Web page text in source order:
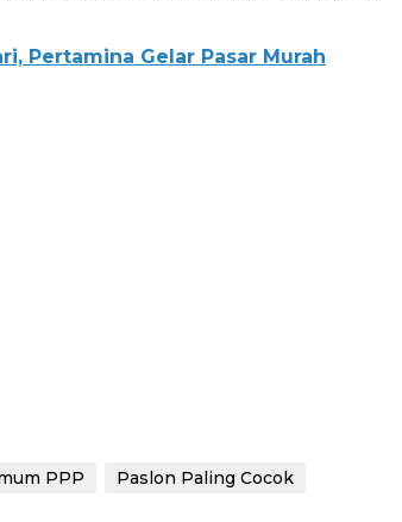
Pertamina Gelar Pasar Murah
PPP
Paslon Paling Cocok